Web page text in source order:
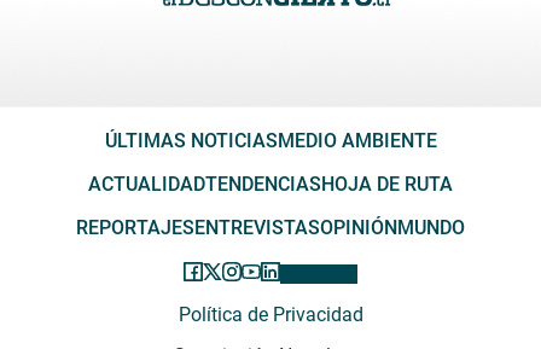
ÚLTIMAS NOTICIAS MEDIO AMBIENTE
ACTUALIDADTENDENCIAS HOJA DE RUTA
REPORTAJES ENTREVISTASOPINIÓN MUNDO
Política de Privacidad